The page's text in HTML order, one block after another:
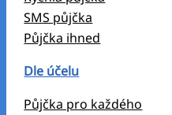
SMS půjčka
Půjčka ihned
Dle účelu
Půjčka pro každého